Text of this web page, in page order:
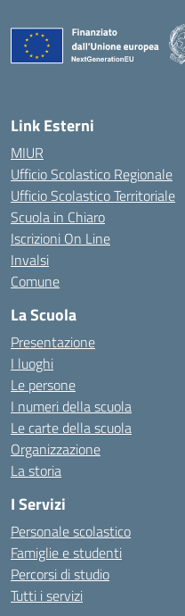
Link Esterni
MIUR
Ufficio Scolastico Regionale
Ufficio Scolastico Territoriale
Scuola in Chiaro
Iscrizioni On Line
Invalsi
Comune
La Scuola
Presentazione
I luoghi
Le persone
I numeri della scuola
Le carte della scuola
Organizzazione
La storia
I Servizi
Personale scolastico
Famiglie e studenti
Percorsi di studio
Tutti i servizi